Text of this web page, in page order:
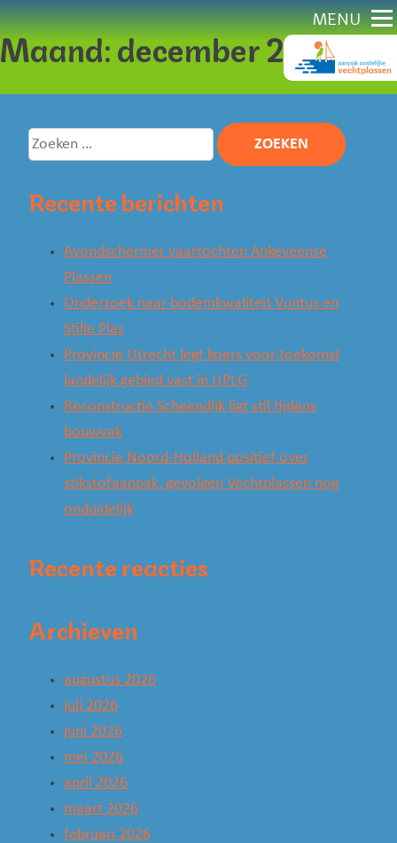
naar
content
MENU
Maand:december 2024
Zoeken
naar:
Recente berichten
Avondschermer vaartochten Ankeveense
Plassen
Onderzoek naar bodemkwaliteit Vuntus en
Stille Plas
Provincie Utrecht legt koers voor toekomst
landelijk gebied vast in UPLG
Reconstructie Scheendijk ligt stil tijdens
bouwvak
Provincie Noord-Holland positief over
stikstofaanpak, gevolgen Vechtplassen nog
onduidelijk
Recente reacties
Archieven
augustus 2026
juli 2026
juni 2026
mei 2026
april 2026
maart 2026
februari 2026